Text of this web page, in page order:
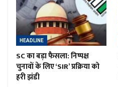
HEADLINE
SC का बड़ा फैसला: निष्पक्ष
चुनावों के लिए ‘SIR’ प्रक्रिया को
हरी झंडी